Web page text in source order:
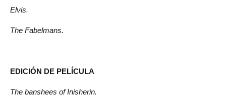
Elvis.
The Fabelmans.
EDICIÓN DE PELÍCULA
The banshees of Inisherin.